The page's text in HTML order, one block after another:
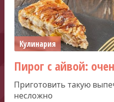
Кулинария
Пирог с айвой:
Приготовить такую
несложно